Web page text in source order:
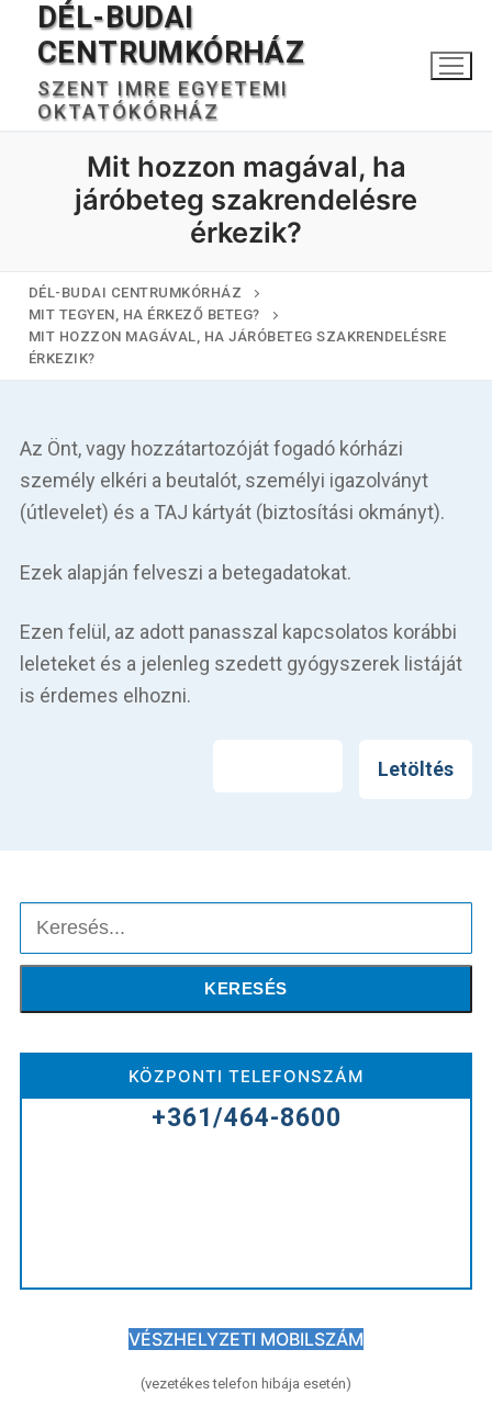
Ugrás
tartalomra
DÉL-BUDAI
CENTRUMKÓRHÁZ
SZENT IMRE EGYETEMI
OKTATÓKÓRHÁZ
Keresése:
Kórházunkról
Betegellátás
Közérdekű adatok
Mit hozzon magával, ha
járóbeteg szakrendelésre
érkezik?
DÉL-BUDAI CENTRUMKÓRHÁZ
MIT TEGYEN, HA ÉRKEZŐ BETEG?
MIT HOZZON MAGÁVAL, HA JÁRÓBETEG SZAKRENDELÉSRE
ÉRKEZIK?
Az Önt, vagy hozzátartozóját fogadó kórházi
személy elkéri a beutalót, személyi igazolványt
(útlevelet) és a TAJ kártyát (biztosítási okmányt).
Ezek alapján felveszi a betegadatokat.
Ezen felül, az adott panasszal kapcsolatos korábbi
leleteket és a jelenleg szedett gyógyszerek listáját
is érdemes elhozni.
Letöltés
Keresés
KERESÉS
KÖZPONTI TELEFONSZÁM
+361/464-8600
VÉSZHELYZETI MOBILSZÁM
(vezetékes telefon hibája esetén)